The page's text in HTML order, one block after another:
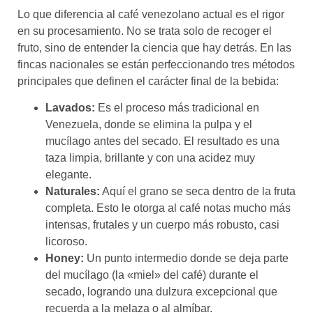
Lo que diferencia al café venezolano actual es el rigor
en su procesamiento. No se trata solo de recoger el
fruto, sino de entender la ciencia que hay detrás. En las
fincas nacionales se están perfeccionando tres métodos
principales que definen el carácter final de la bebida:
Lavados: Es el proceso más tradicional en
Venezuela, donde se elimina la pulpa y el
mucílago antes del secado. El resultado es una
taza limpia, brillante y con una acidez muy
elegante.
Naturales: Aquí el grano se seca dentro de la fruta
completa. Esto le otorga al café notas mucho más
intensas, frutales y un cuerpo más robusto, casi
licoroso.
Honey: Un punto intermedio donde se deja parte
del mucílago (la «miel» del café) durante el
secado, logrando una dulzura excepcional que
recuerda a la melaza o al almíbar.